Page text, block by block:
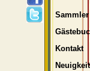
Sammler
Kontakt